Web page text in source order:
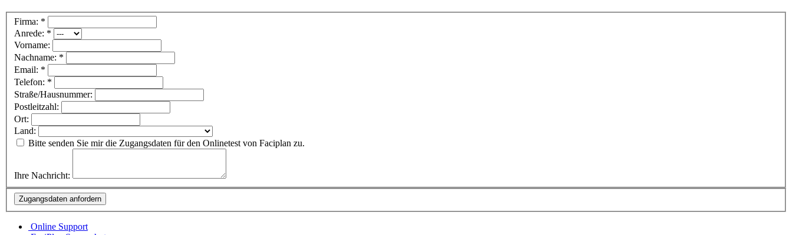
Firma: *
Anrede: *
Vorname:
Nachname: *
Email: *
Telefon: *
Straße/Hausnummer:
Postleitzahl:
Ort:
Land:
Bitte senden Sie mir die Zugangsdaten für den Onlinetest von Faciplan zu.
Ihre Nachricht:
Online Support